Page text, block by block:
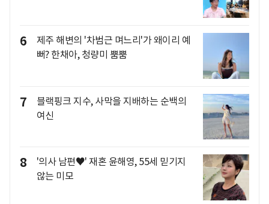
6
제주 해변의 '차범근 며느리'가 왜이리 예
뻐? 한채아, 청량미 뿜뿜
7
블랙핑크 지수, 사막을 지배하는 순백의
여신
8
'의사 남편♥' 재혼 윤해영, 55세 믿기지
않는 미모